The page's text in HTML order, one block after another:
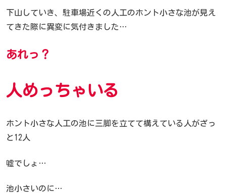
下山していき、駐車場近くの人工のホント小さな池が見え
てきた際に異変に気付きました…
あれっ？
人めっちゃいる
ホント小さな人工の池に三脚を立てて構えている人がざっ
と12人
嘘でしょ…
池小さいのに…